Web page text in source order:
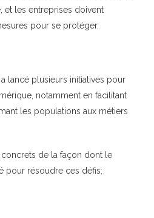
et les entreprises doivent
pour se protéger.
lancé plusieurs initiatives pour
notamment en facilitant
les populations aux métiers
de la façon dont le
pour résoudre ces défis: